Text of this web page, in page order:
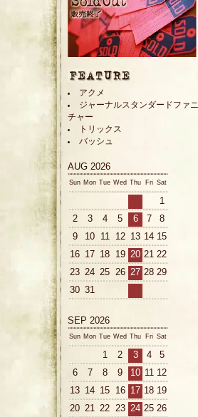
アクメ
ジャーナルスタンダードファニ
チャー
トリックス
バッシュ
AUG 2026
Sun Mon Tue Wed Thu Fri Sat
1
2
3 4 5 6 7
8
9
10 11 12 13 14 15
16 17 18 19 20 21 22
23 24 25 26 27 28 29
30 31
SEP 2026
Sun Mon Tue Wed Thu Fri Sat
1 2 3 4
5
6
7 8 9 10 11 12
13 14 15 16 17 18 19
20 21 22 23 24 25 26